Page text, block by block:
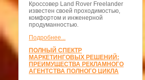
Кроссовер Land Rover Freelander
известен своей проходимостью,
комфортом и инженерной
продуманностью.
Подробнее...
ПОЛНЫЙ СПЕКТР
МАРКЕТИНГОВЫХ РЕШЕНИЙ:
ПРЕИМУЩЕСТВА РЕКЛАМНОГО
АГЕНТСТВА ПОЛНОГО ЦИКЛА